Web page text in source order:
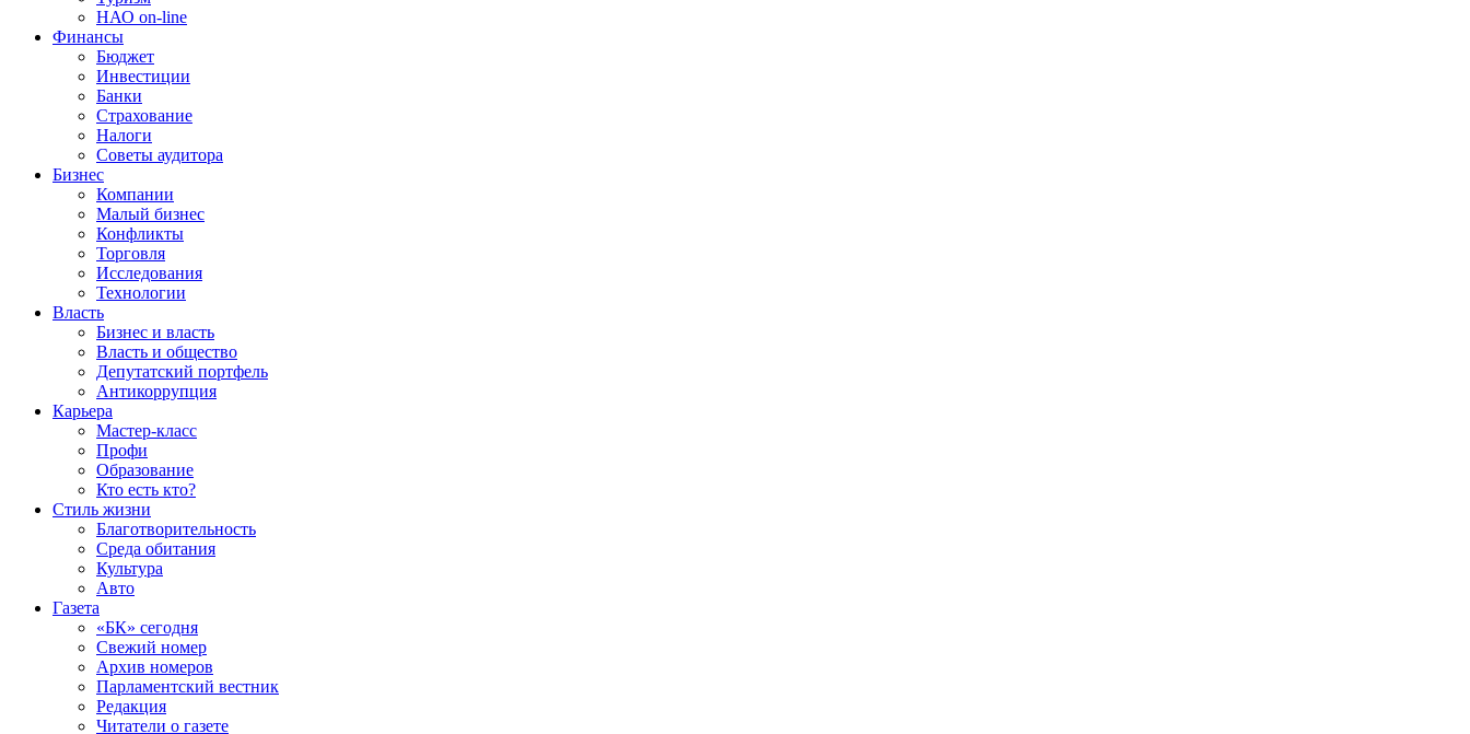
НАО on-line
Финансы
Бюджет
Инвестиции
Банки
Страхование
Налоги
Советы аудитора
Бизнес
Компании
Малый бизнес
Конфликты
Торговля
Исследования
Технологии
Власть
Бизнес и власть
Власть и общество
Депутатский портфель
Антикоррупция
Карьера
Мастер-класс
Профи
Образование
Кто есть кто?
Стиль жизни
Благотворительность
Среда обитания
Культура
Авто
Газета
«БК» сегодня
Свежий номер
Архив номеров
Парламентский вестник
Редакция
Читатели о газете